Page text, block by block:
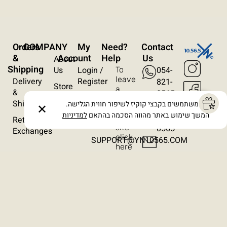
?Need
Help
To
leave
a
message
on
the
site
click
here
Contact
Us
054-
821-
0565
054-
821-
0565​
SUPPORT@YN10565.COM
Orders
&
Shipping
Delivery
&
Shipping
Returns /
Exchanges
My
Account
Login /
Register
Wishlist
Orders
COMPANY
About
Us
Store
Locations
Contact
אנו משתמשים בקבצי קוקיז לשיפור חווית הגלישה.
המשך שימוש באתר מהווה הסכמה בהתאםלמדיניות ✕
סרגל קריאה
הסתרת תמונות